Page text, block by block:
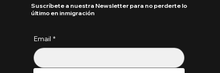
Email *
Suscríbete a nuestra Newsletter para no perderte lo
último en inmigración